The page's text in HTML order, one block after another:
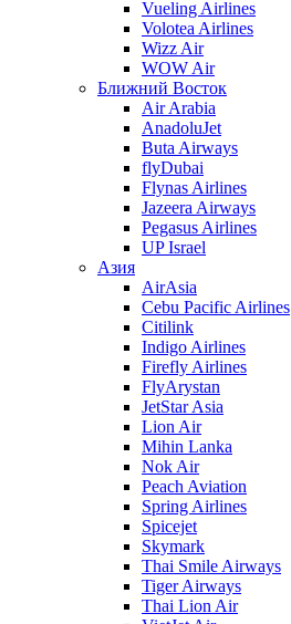
Vueling Airlines
Volotea Airlines
Wizz Air
WOW Air
Ближний Восток
Air Arabia
AnadoluJet
Buta Airways
flyDubai
Flynas Airlines
Jazeera Airways
Pegasus Airlines
UP Israel
Азия
AirAsia
Cebu Pacific Airlines
Citilink
Indigo Airlines
Firefly Airlines
FlyArystan
JetStar Asia
Lion Air
Mihin Lanka
Nok Air
Peach Aviation
Spring Airlines
Spicejet
Skymark
Thai Smile Airways
Tiger Airways
Thai Lion Air